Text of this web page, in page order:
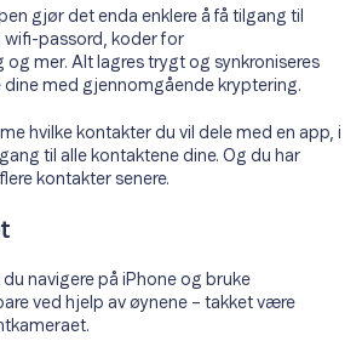
gjør det enda enklere å få tilgang til
wifi-passord, koder for
mer. Alt lagres trygt og synkroniseres
dine med gjennomgående kryptering.
hvilke kontakter du vil dele med en app, i
til alle kontaktene dine. Og du har
kontakter senere.
navigere på iPhone og bruke
ved hjelp av øynene – takket være